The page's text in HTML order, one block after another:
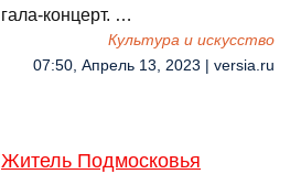
гала-концерт. …
Культура и искусство
07:50, Апрель 13, 2023 | versia.ru
Житель Подмосковья